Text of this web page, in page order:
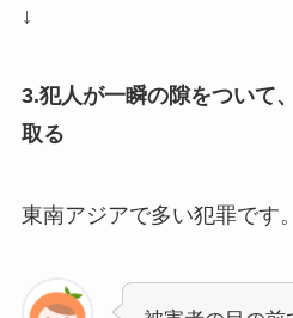
↓
3.犯人が一瞬の隙をついて
取る
東南アジアで多い犯罪です。